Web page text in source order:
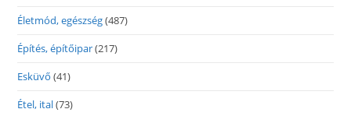
Életmód, egészség(487)
Építés, építőipar(217)
Esküvő (41)
Étel, ital(73)